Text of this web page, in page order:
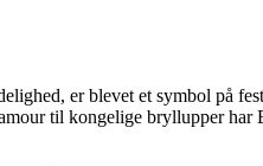
er blevet et symbol på
til kongelige bryllupper